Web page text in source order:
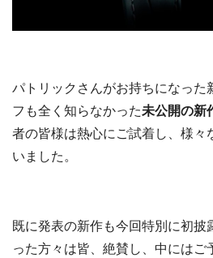
パトリックさんがお持ちになった
フも全く知らなかった未公開の新
者の皆様は熱心にご試着し、様々
いました。
既に発表の新作も今回特別に初披
った方々は皆、絶賛し、中には